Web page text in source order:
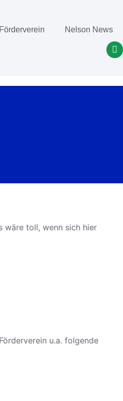
Förderverein Nelson News
wäre toll, wenn sich hier
u.a. folgende